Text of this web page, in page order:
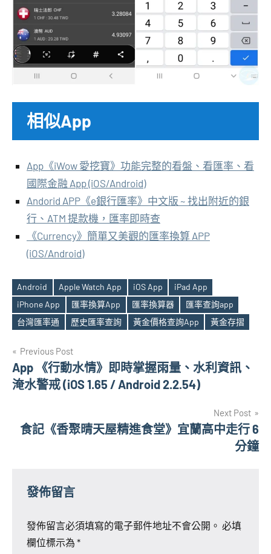
相似App
App《iWow 愛挖寶》功能完整的看盤、看匯率、看
國際金融 App (iOS/Android)
Andorid APP《e銀行匯率》中文版 ~ 找出附近的銀
行、ATM 提款機，匯率即時查
《Currency》簡單又美觀的匯率換算 APP
(iOS/Android)
Tags
Android Apple Watch App iOS App
iPad App
iPhone App
匯率換算App 匯率換算器
匯率查詢app
台灣匯率通
歷史匯率查詢 黃金價格查詢App 黃金存摺
文
章
覽
Previous Post
App 《行動水情》即時掌握雨量、水利資訊、
淹水警戒 (iOS 1.65 / Android 2.2.54)
Next Post
食記《香聚晴天屋精進食堂》宜蘭高中走行 6
分鐘
發佈留言
發佈留言必須填寫的電子郵件地址不會公開。 必填
欄位標示為 *